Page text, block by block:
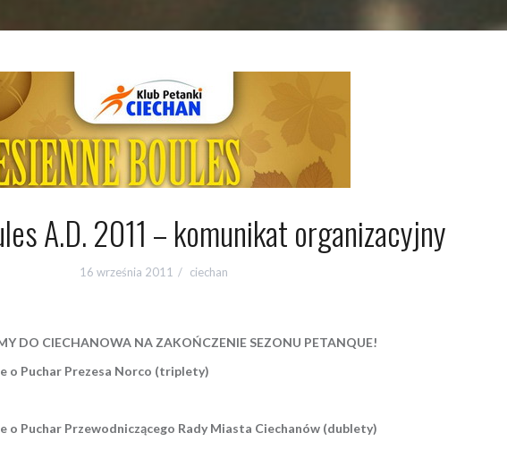
A.D. 2011 – komunikat organizacyjny
16 września 2011 ciechan
DO CIECHANOWA NA ZAKOŃCZENIE SEZONU PETANQUE!
o Puchar Prezesa Norco (triplety)
o Puchar Przewodniczącego Rady Miasta Ciechanów (dublety)